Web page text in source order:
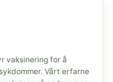
vaksinering for å
Vårt erfarne